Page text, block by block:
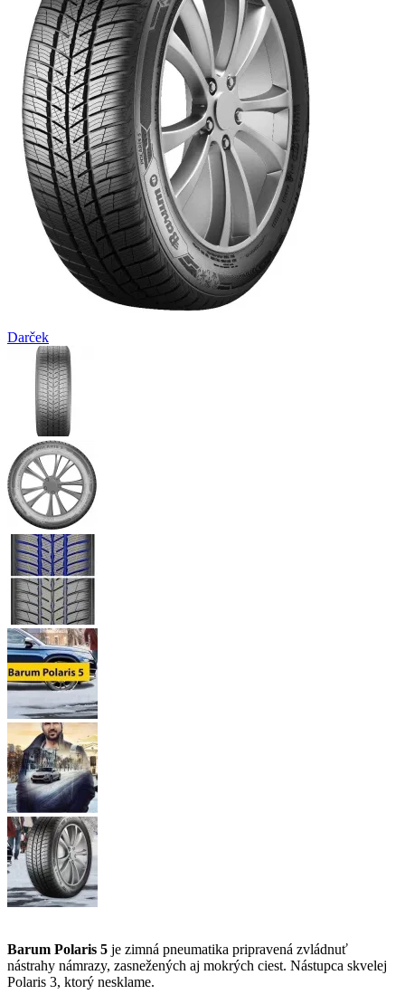
Darček
Barum Polaris 5 je zimná pneumatika pripravená zvládnuť
nástrahy námrazy, zasnežených aj mokrých ciest. Nástupca skvelej
Polaris 3, ktorý nesklame.